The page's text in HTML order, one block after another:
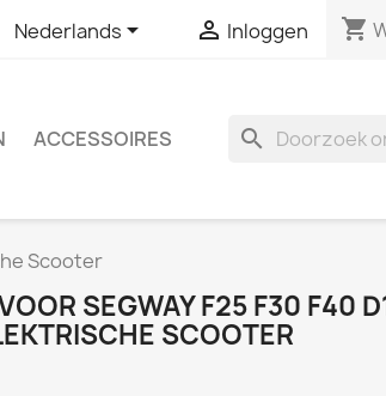
Nederlands  Inloggen shopping_cart
ACCESSOIRES search
Scooter
SEGWAY F25 F30 F40
SCOOTER